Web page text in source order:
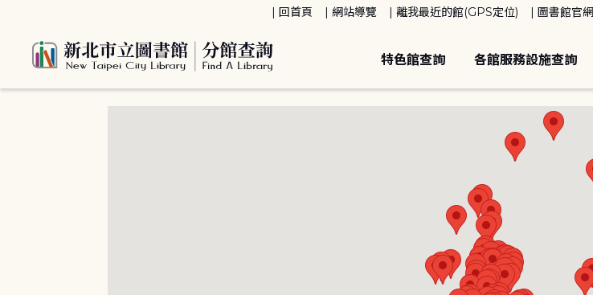
回首頁 網站導覽 離我最近的館(GPS定位) 圖書館官
特色館查詢 各館服務設施查詢